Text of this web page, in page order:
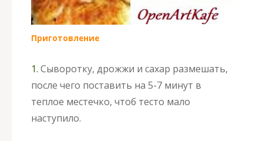
Приготовление
1. Сыворотку, дрожжи и сахар размешать,
после чего поставить на 5-7 минут в
теплое местечко, чтоб тесто мало
наступило.